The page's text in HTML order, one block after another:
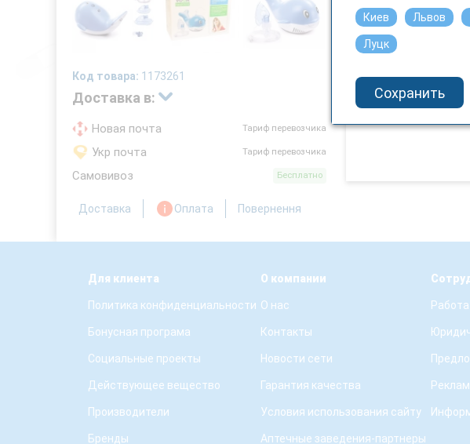
Код товара: 1173261
Доставка в:
Новая почта Тариф перевозчика
Укр почта Тариф перевозчика
Самовивоз Бесплатно
Доставка Оплата Повернення
Для клиента
Политика конфиденциальности
Бонусная програма
Социальные проекты
Действующее вещество
Производители
Бренды
О компании
О нас
Контакты
Новости сети
Гарантия качества
Условия использования сайту
Аптечные заведения-партнеры
Киев Львов
Луцк
Сохранить